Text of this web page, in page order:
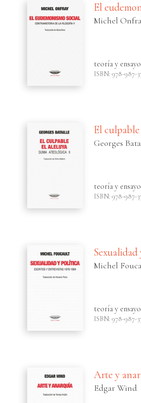
El
Michel
teoría y ensayo
ISBN: 978-987-
El
Georges
teoría y ensayo
ISBN: 978-987-
Michel
teoría y ensayo
ISBN: 978-987-
Arte y
Edgar Wind